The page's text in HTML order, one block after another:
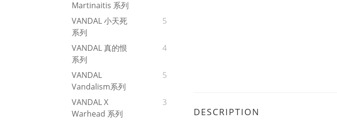
Martinaitis 系列
VANDAL 小天死
系列
5
VANDAL 真的恨
系列
4
VANDAL
Vandalism系列
5
VANDAL X
Warhead 系列
3
DESCRIPTION